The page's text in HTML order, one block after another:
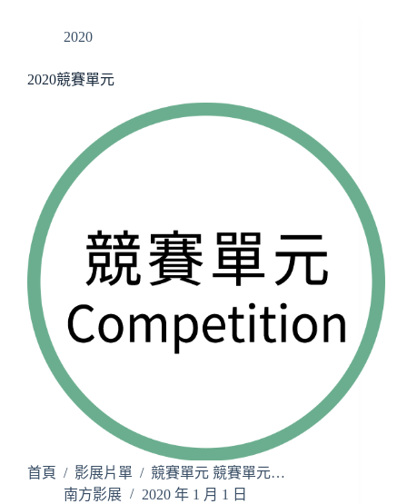
2020
2020競賽單元
首頁 / 影展片單 / 競賽單元 競賽單元…
南方影展
2020 年 1 月 1 日